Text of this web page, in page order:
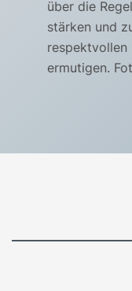
über die
stärken und
respektvollen
ermutigen.